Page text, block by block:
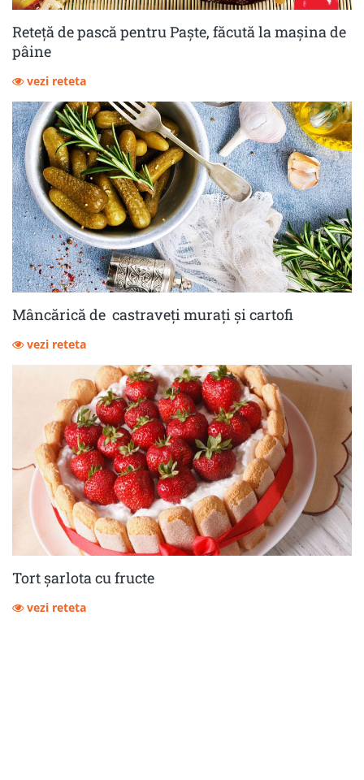
Reteță de pască pentru Paște, făcută la mașina de
pâine
vezi reteta
Mâncărică de castraveţi muraţi şi cartofi
vezi reteta
Tort șarlota cu fructe
vezi reteta